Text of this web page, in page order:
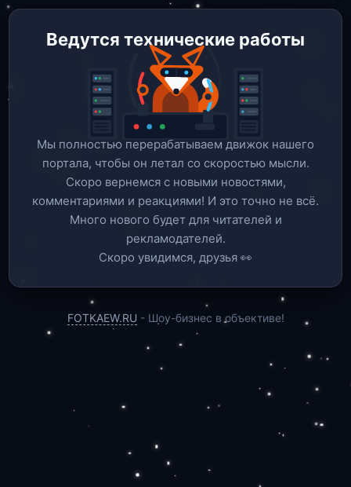
Ведутся технические работы
Мы полностью перерабатываем движок нашего
портала, чтобы он летал со скоростью мысли.
Скоро вернемся c новыми новостями,
комментариями и реакциями! И это точно не всё.
Много нового будет для читателей и
рекламодателей.
Скоро увидимся, друзья 👀
FOTKAEW.RU - Шоу-бизнес в объективе!